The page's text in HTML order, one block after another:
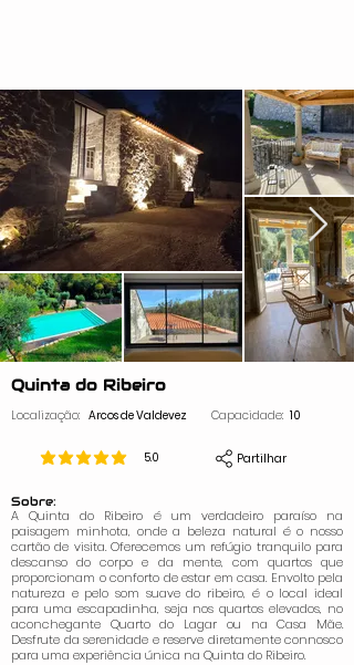
Quinta do Ribeiro
Localização: Arcos de Valdevez Capacidade: 10
5.0
classificação média é 5 de 5 Partilhar
Sobre:
A Quinta do Ribeiro é um verdadeiro paraíso na
paisagem minhota, onde a beleza natural é o nosso
cartão de visita. Oferecemos um refúgio tranquilo para
descanso do corpo e da mente, com quartos que
proporcionam o conforto de estar em casa. Envolto pela
natureza e pelo som suave do ribeiro, é o local ideal
para uma escapadinha, seja nos quartos elevados, no
aconchegante Quarto do Lagar ou na Casa Mãe.
Desfrute da serenidade e reserve diretamente connosco
para uma experiência única na Quinta do Ribeiro.